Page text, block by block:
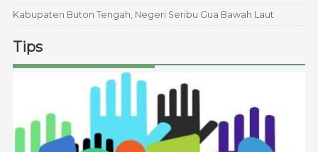
Kabupaten Buton Tengah, Negeri Seribu Gua Bawah Laut
Tips